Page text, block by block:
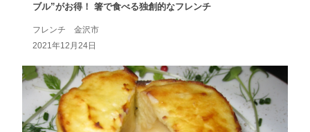
ブル”がお得！ 箸で食べる独創的なフレンチ
フレンチ 金沢市
2021年12月24日